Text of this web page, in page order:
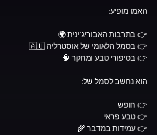
האמו מופיע:
👉 בתרבות האבוריג'ינית 🌍
👉 בסמל הלאומי של אוסטרליה 🇦🇺
👉 בסיפורי טבע ומחקר 🧠
הוא נחשב לסמל של:
👉 חופש
👉 טבע פראי
👉 עמידות במדבר 🌾